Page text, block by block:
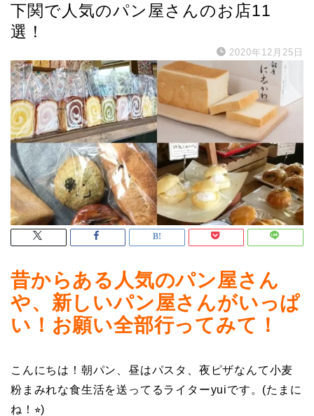
下関で人気のパン屋さんのお店11
選！
2020年12月25日
昔からある人気のパン屋さん
や、新しいパン屋さんがいっぱ
い！お願い全部行ってみて！
こんにちは！朝パン、昼はパスタ、夜ピザなんて小麦
粉まみれな食生活を送ってるライターyuiです。(たまに
ね！⭐︎)